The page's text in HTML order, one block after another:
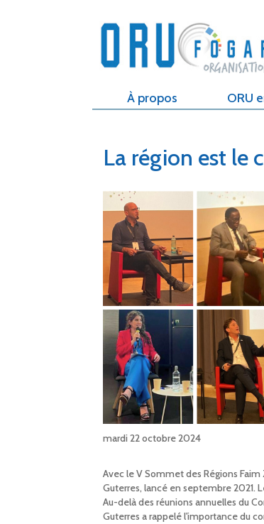
À propos ORU
La région est le
mardi 22 octobre 2024
Avec le V Sommet des Régions
Guterres, lancé en septembre 2021.
Au-delà des réunions annuelles du
Guterres a rappelé l'importance du